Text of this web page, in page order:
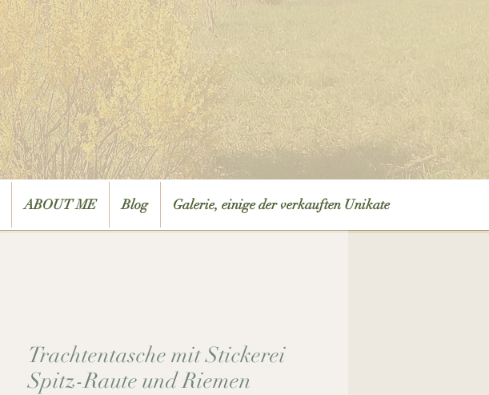
ABOUT ME Blog Galerie, einige der verkauften Unikate
Trachtentasche mit Stickerei
Spitz-Raute und Riemen